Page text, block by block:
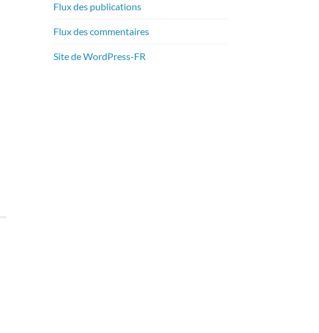
Flux des publications
Flux des commentaires
Site de WordPress-FR